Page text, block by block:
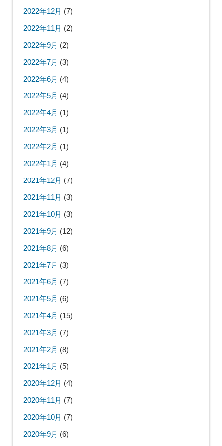
2022年12月 (7)
2022年11月 (2)
2022年9月 (2)
2022年7月 (3)
2022年6月 (4)
2022年5月 (4)
2022年4月 (1)
2022年3月 (1)
2022年2月 (1)
2022年1月 (4)
2021年12月 (7)
2021年11月 (3)
2021年10月 (3)
2021年9月 (12)
2021年8月 (6)
2021年7月 (3)
2021年6月 (7)
2021年5月 (6)
2021年4月 (15)
2021年3月 (7)
2021年2月 (8)
2021年1月 (5)
2020年12月 (4)
2020年11月 (7)
2020年10月 (7)
2020年9月 (6)